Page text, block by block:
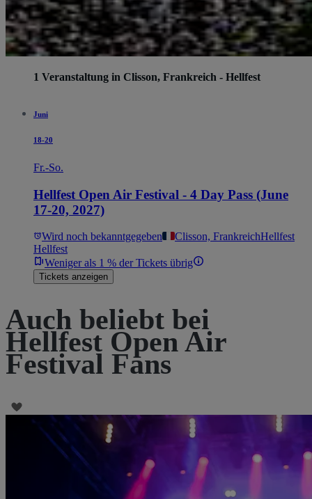
1 Veranstaltung in Clisson, Frankreich - Hellfest
Juni
18-20
Fr.-So.
Hellfest Open Air Festival - 4 Day Pass (June
17-20, 2027)
Wird noch bekanntgegeben Clisson, FrankreichHellfest
Hellfest
Weniger als 1 % der Tickets übrig
Tickets anzeigen
Auch beliebt bei
Hellfest Open Air
Festival Fans